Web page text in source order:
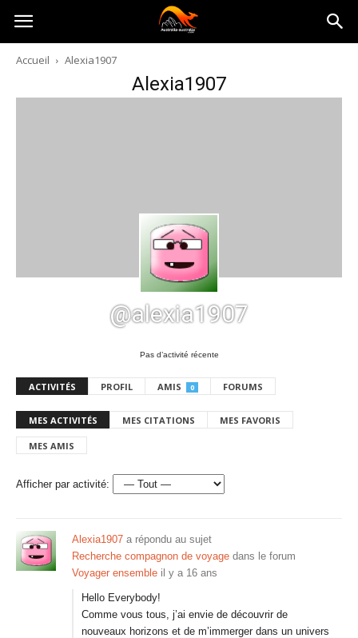
Australia-
australie.com
Accueil Alexia1907
Alexia1907
@alexia1907
Pas d’activité récente
ACTIVITÉS PROFIL AMIS 0 FORUMS
MES ACTIVITÉS MES CITATIONS MES FAVORIS
MES AMIS
Afficher par activité:
Alexia1907 a répondu au sujet
Recherche compagnon de voyage dans le forum
Voyager ensemble il y a 16 ans
Hello Everybody!
Comme vous tous, j’ai envie de découvrir de
nouveaux horizons et de m’immerger dans un univers